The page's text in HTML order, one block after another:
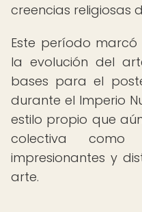
creencias religiosas
Este período
la evolución del
bases para el
durante el Imperio
estilo propio que
colectiva
impresionantes y
arte.